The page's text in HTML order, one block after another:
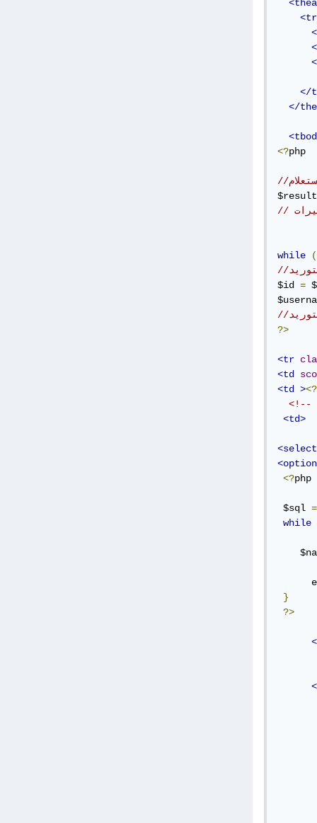
<tr
</
</
<?php
while
(
$id =
?>
<tr
<td
<td ><?
<td>
<select
<option
<?php
$sql =
while
}
?>